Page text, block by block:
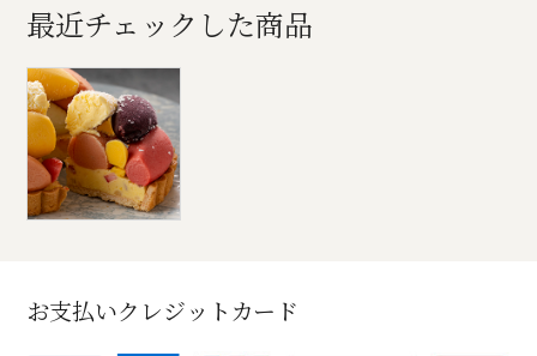
最近チェックした商品
お支払いクレジットカード